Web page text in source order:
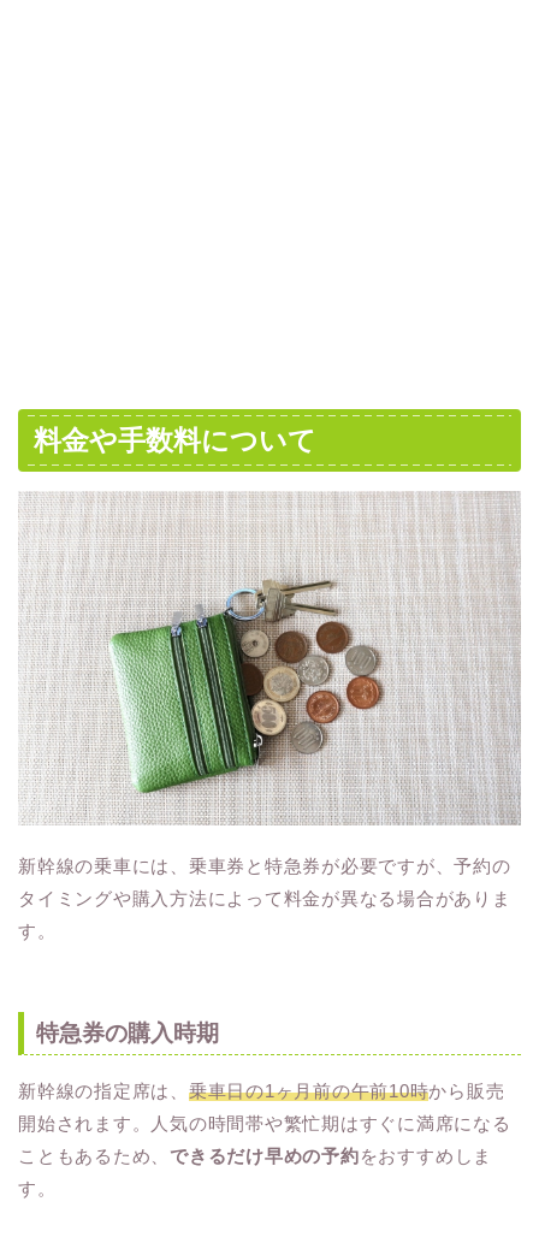
料金や手数料について
新幹線の乗車には、乗車券と特急券が必要ですが、予約の
タイミングや購入方法によって料金が異なる場合がありま
す。
特急券の購入時期
新幹線の指定席は、 乗車日の1ヶ月前の午前10時から販売
開始されます。人気の時間帯や繁忙期はすぐに満席になる
こともあるため、 できるだけ早めの予約をおすすめしま
す。